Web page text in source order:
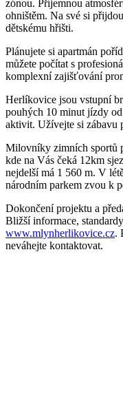
zónou. Příjemnou
ohništěm. Na své si
dětskému hřišti.
Plánujete si apartmán
můžete počítat s
komplexní zajišťování
Herlíkovice jsou vstupní
pouhých 10 minut jízdy
aktivit. Užívejte si zábavu
Milovníky zimních sportů
kde na Vás čeká 12km
nejdelší má 1 560 m. V
národním parkem zvou k
Dokončení projektu a
Bližší informace,
www.mlynherlikovice.cz.
neváhejte kontaktovat.